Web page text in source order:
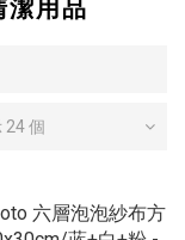
潔用品
24 個